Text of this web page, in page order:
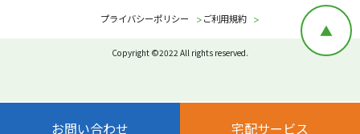
プライバシーポリシー ご利用規約
Copyright ©2022 All rights reserved.
お問い合わせ 宅配サービス
▲